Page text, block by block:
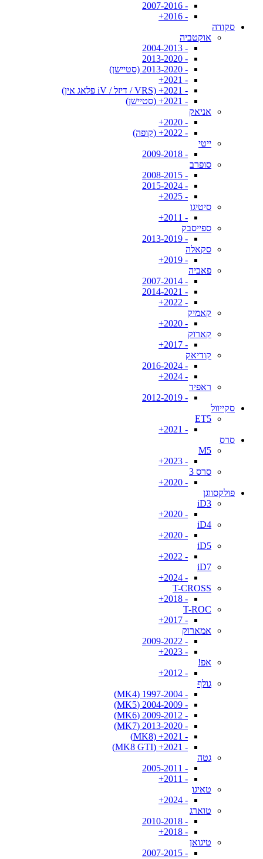
- 2007-2016
- 2016+
סקודה
אוקטביה
- 2004-2013
- 2013-2020
- 2013-2020 (סטיישן)
- 2021+
- 2021+ (VRS / דיזל / iV פלאג אין)
- 2021+ (סטיישן)
אניאק
- 2020+
- 2022+ (קופה)
ייטי
- 2009-2018
סופרב
- 2008-2015
- 2015-2024
- 2025+
סיטיגו
- 2011+
ספייסבק
- 2013-2019
סקאלה
- 2019+
פאביה
- 2007-2014
- 2014-2021
- 2022+
קאמיק
- 2020+
קארוק
- 2017+
קודיאק
- 2016-2024
- 2024+
ראפיד
- 2012-2019
סקייוול
ET5
- 2021+
סרס
M5
- 2023+
סרס 3
- 2020+
פולקסווגן
iD3
- 2020+
iD4
- 2020+
iD5
- 2022+
iD7
- 2024+
T-CROSS
- 2018+
T-ROC
- 2017+
אמארוק
- 2009-2022
- 2023+
אפ!
- 2012+
גולף
- 1997-2004 (MK4)
- 2004-2009 (MK5)
- 2009-2012 (MK6)
- 2013-2020 (MK7)
- 2021+ (MK8)
- 2021+ (MK8 GTI)
גטה
- 2005-2011
- 2011+
טאיגו
- 2024+
טוארג
- 2010-2018
- 2018+
טיגואן
- 2007-2015